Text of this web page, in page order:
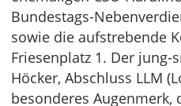
Bundestags-
sowie die aufstrebende
Friesenplatz 1. Der jung-
Höcker, Abschluss LLM
besonderes Augenmerk,